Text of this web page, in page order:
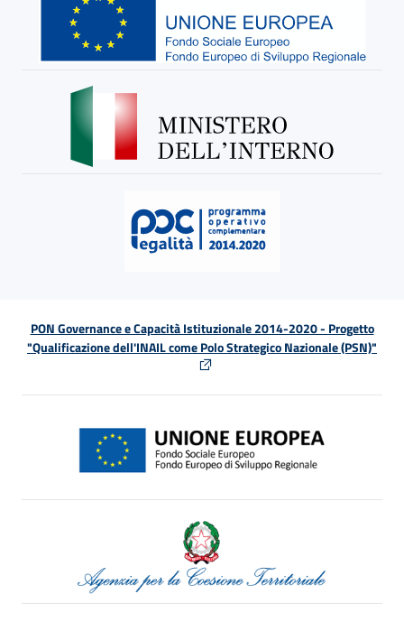
PON Governance e Capacità Istituzionale 2014-2020 - Progetto
"Qualificazione dell'INAIL come Polo Strategico Nazionale (PSN)"